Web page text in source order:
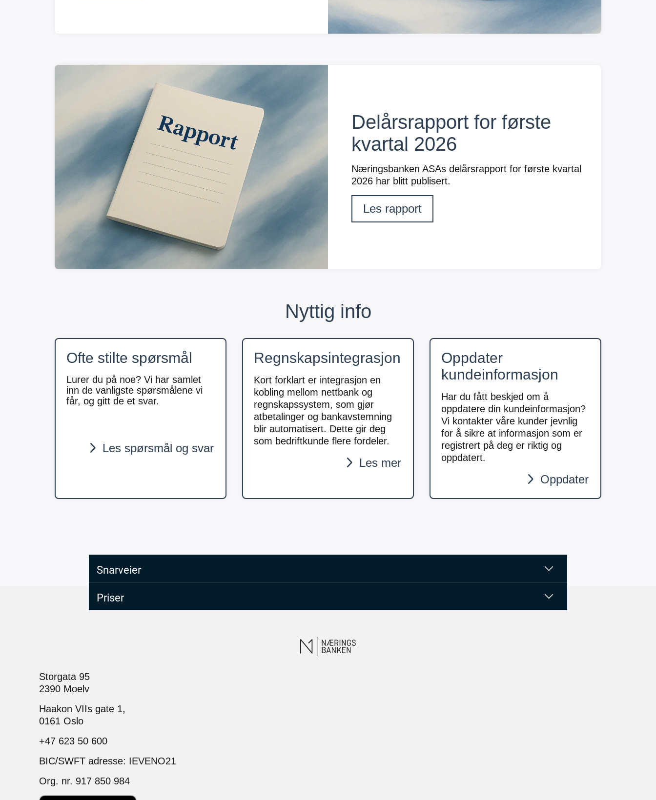
Delårsrapport for første
kvartal 2026
Næringsbanken ASAs delårsrapport for første kvartal
2026 har blitt publisert.
Les rapport
Nyttig info
Ofte stilte spørsmål
Lurer du på noe? Vi har samlet
inn de vanligste spørsmålene vi
får, og gitt de et svar.
Les spørsmål og svar
Regnskapsintegrasjon
Kort forklart er integrasjon en
kobling mellom nettbank og
regnskapssystem, som gjør
atbetalinger og bankavstemning
blir automatisert. Dette gir deg
som bedriftkunde flere fordeler.
Les mer
Oppdater
kundeinformasjon
Har du fått beskjed om å
oppdatere din kundeinformasjon?
Vi kontakter våre kunder jevnlig
for å sikre at informasjon som er
registrert på deg er riktig og
oppdatert.
Oppdater
Snarveier
Priser
Storgata 95
2390 Moelv
Haakon VIIs gate 1,
0161 Oslo
+47 623 50 600
BIC/SWFT adresse: IEVENO21
Org. nr. 917 850 984